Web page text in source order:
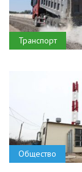
Транспорт
Общество